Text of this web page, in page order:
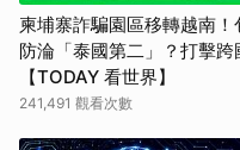
柬埔寨詐騙園區移轉越南
防淪「泰國第二」？打擊
【TODAY 看世界】
241,491 觀看次數